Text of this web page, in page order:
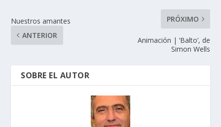
Nuestros amantes
ANTERIOR
PRÓXIMO
Animación | ‘Balto’, de
Simon Wells
SOBRE EL AUTOR